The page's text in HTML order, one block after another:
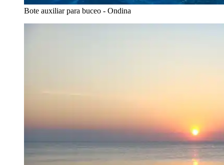
Bote auxiliar para buceo - Ondina